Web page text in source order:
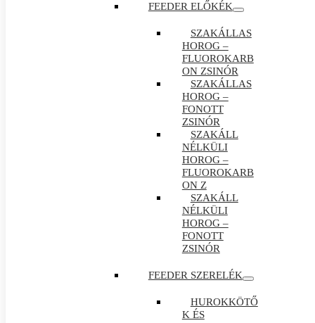
FEEDER ELŐKÉK
SZAKÁLLAS
HOROG –
FLUOROKARB
ON ZSINÓR
SZAKÁLLAS
HOROG –
FONOTT
ZSINÓR
SZAKÁLL
NÉLKÜLI
HOROG –
FLUOROKARB
ON Z
SZAKÁLL
NÉLKÜLI
HOROG –
FONOTT
ZSINÓR
FEEDER SZERELÉK
HUROKKÖTŐ
K ÉS